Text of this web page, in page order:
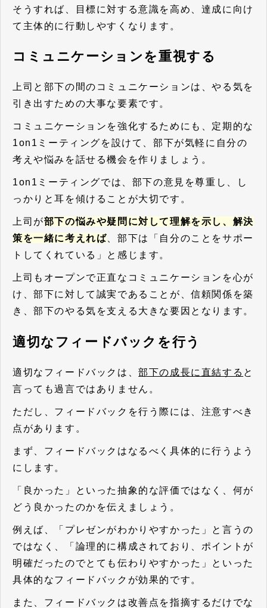
そうすれば、目標に対する意識を高め、達成に向け
て主体的に行動しやすくなります。
コミュニケーションを重視する
上司と部下の間のコミュニケーションは、やる気を
引き出すための大事な要素です。
コミュニケーションを強化するためにも、定期的な
1on1ミーティングを設けて、部下が気軽に自分の
考えや悩みを話せる機会を作りましょう。
1on1ミーティングでは、部下の意見を尊重し、し
っかりと耳を傾けることが大切です。
上司が部下の悩みや疑問に対して理解を示し、解決
策を一緒に考えれば 、部下は「自分のことをサポー
トしてくれている」と感じます。
上司もオープンで正直なコミュニケーションを心が
け、部下に対して誠実であることが、信頼関係を築
き、部下のやる気を支える大きな要因となります。
適切なフィードバックを行う
適切なフィードバックは、部下の成長に直結する と
言っても過言ではありません。
ただし、フィードバックを行う際には、注意すべき
点があります。
まず、フィードバックはなるべく具体的に行うよう
にします。
「良かった」といった抽象的な評価ではなく、何が
どう良かったのかを伝えましょう。
例えば、「プレゼンがわかりやすかった」と言うの
ではなく、「論理的に構成されており、ポイントが
明確だったのでとても伝わりやすかった」といった
具体的なフィードバックが効果的です。
また、フィードバックは改善点を指摘するだけでな